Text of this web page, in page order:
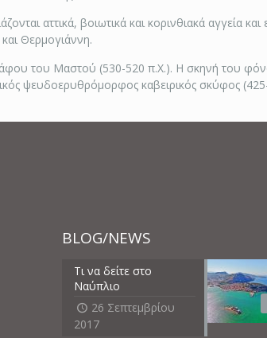
αττικά, βοιωτικά και κορινθιακά αγγεία
Θερμογιάννη.
του Μαστού (530-520 π.Χ.). Η σκηνή του
ψευδοερυθρόμορφος καβειρικός σκύφος
BLOG/NEWS
Τι να δείτε στο
Ναύπλιο
26 Σεπτεμβρίου
2017